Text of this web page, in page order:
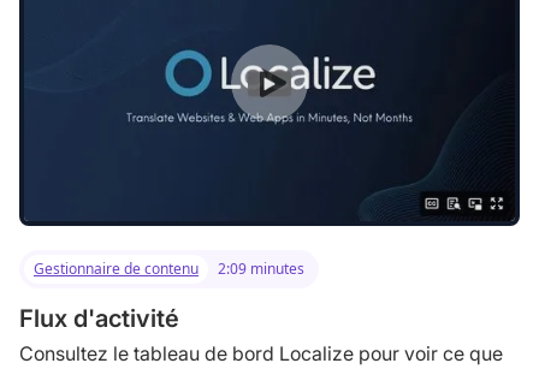
Gestionnaire de contenu 2:09 minutes
Flux d'activité
Consultez le tableau de bord Localize pour voir ce que